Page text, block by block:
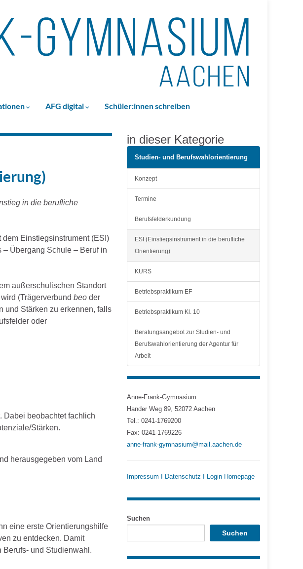
AFG digital Schüler:innen schreiben
in die berufliche
Einstiegsinstrument (ESI)
– Übergang Schule – Beruf in
außerschulischen Standort
(Trägerverbund beo der
und Stärken zu erkennen, falls
oder
Dabei beobachtet fachlich
Stärken.
herausgegeben vom Land
eine erste Orientierungshilfe
zu entdecken. Damit
Berufs- und Studienwahl.
in dieser Kategorie
Studien- und Berufswahlorientierung
Konzept
Termine
Berufsfelderkundung
ESI (Einstiegsinstrument in die berufliche
Orientierung)
KURS
Betriebspraktikum EF
Betriebspraktikum Kl. 10
Beratungsangebot zur Studien- und
Berufswahlorientierung der Agentur für
Arbeit
Anne-Frank-Gymnasium
Hander Weg 89, 52072 Aachen
Tel.: 0241-1769200
Fax: 0241-1769226
anne-frank-gymnasium@mail.aachen.de
Impressum Datenschutz Login Homepage
Suchen
Suchen